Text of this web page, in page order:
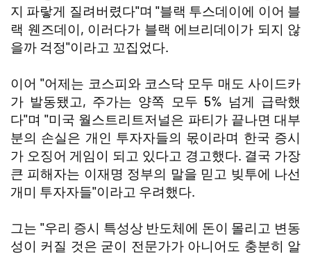
지 파랗게 질려버렸다"며 "블랙 투스데이에 이어 블
랙 웬즈데이, 이러다가 블랙 에브리데이가 되지 않
을까 걱정"이라고 꼬집었다.
이어 "어제는 코스피와 코스닥 모두 매도 사이드카
가 발동됐고, 주가는 양쪽 모두 5% 넘게 급락했
다"며 "미국 월스트리트저널은 파티가 끝나면 대부
분의 손실은 개인 투자자들의 몫이라며 한국 증시
가 오징어 게임이 되고 있다고 경고했다. 결국 가장
큰 피해자는 이재명 정부의 말을 믿고 빚투에 나선
개미 투자자들"이라고 우려했다.
그는 "우리 증시 특성상 반도체에 돈이 몰리고 변동
성이 커질 것은 굳이 전문가가 아니어도 충분히 알